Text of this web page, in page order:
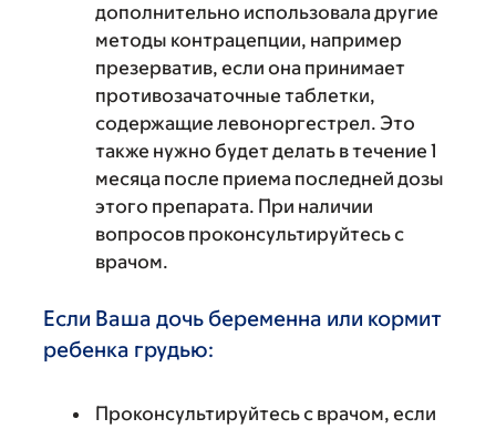
дополнительно использовала другие
методы контрацепции, например
презерватив, если она принимает
противозачаточные таблетки,
содержащие левоноргестрел. Это
также нужно будет делать в течение 1
месяца после приема последней дозы
этого препарата. При наличии
вопросов проконсультируйтесь с
врачом.
Если Ваша дочь беременна или кормит
ребенка грудью:
Проконсультируйтесь с врачом, если